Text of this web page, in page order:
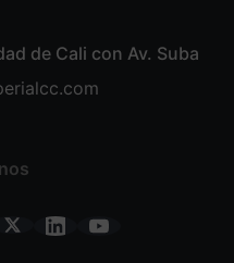
de Cali con Av. Suba